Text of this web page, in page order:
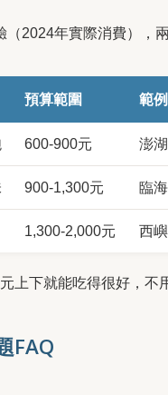
（2024年實際消費），
預算範圍 範
600-900元 澎
900-1,300元 臨
1,300-2,000元 西
上下就能吃得很好，不
FAQ